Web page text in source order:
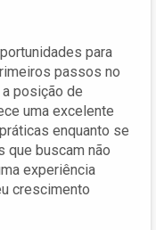
para
passos no
posição de
uma excelente
enquanto se
que buscam não
experiência
crescimento